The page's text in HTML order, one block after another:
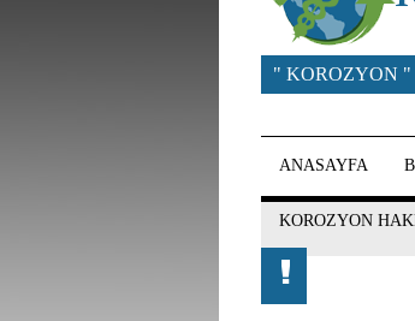
" KOROZYON
ANASAYFA
KOROZYON